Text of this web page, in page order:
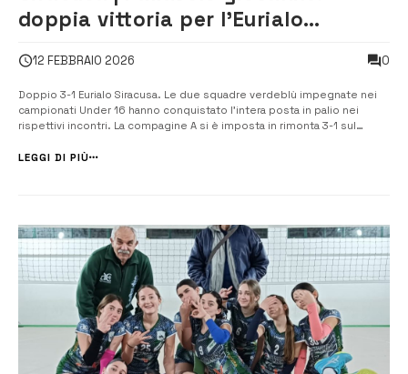
doppia vittoria per l’Eurialo
12 FEBBRAIO 2026 0
Doppio 3-1 Eurialo Siracusa. Le due squadre verdeblù impegnate nei
campionati Under 16 hanno conquistato l’intera posta in palio nei
rispettivi incontri. La compagine A si è imposta in rimonta 3-1 sul
reagito con veemenza, staccando di 11 punti le avversarie nel […]
LEGGI DI PIÙ